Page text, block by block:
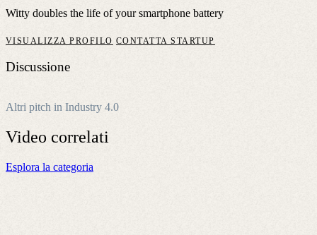
Witty doubles the life of your smartphone battery
VISUALIZZA PROFILO CONTATTA STARTUP
Discussione
Altri pitch in Industry 4.0
Video correlati
Esplora la categoria